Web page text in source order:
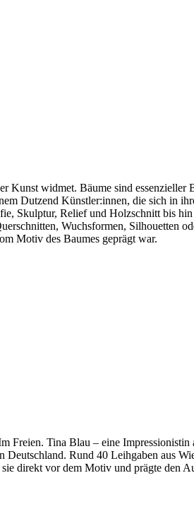
Kunst widmet. Bäume sind essenzieller
Dutzend Künstler:innen, die sich in
Skulptur, Relief und Holzschnitt bis
Wuchsformen, Silhouetten
Motiv des Baumes geprägt war.
Freien. Tina Blau – eine Impressionistin
Rund 40 Leihgaben aus
direkt vor dem Motiv und prägte den